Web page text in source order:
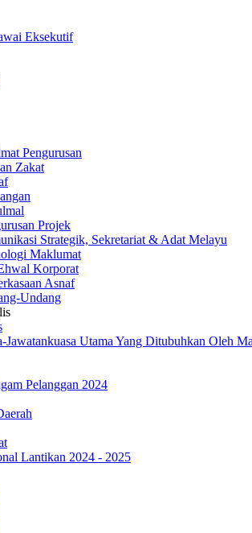
Eksekutif
Pengurusan
Zakat
Projek
Strategik, Sekretariat & Adat Melayu
Maklumat
Korporat
Asnaf
Undang
Jawatankuasa Utama Yang Ditubuhkan Oleh
Pelanggan 2024
Lantikan 2024 - 2025